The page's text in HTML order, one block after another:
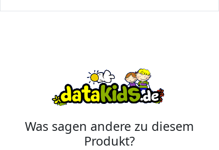
Was sagen andere zu diesem
Produkt?